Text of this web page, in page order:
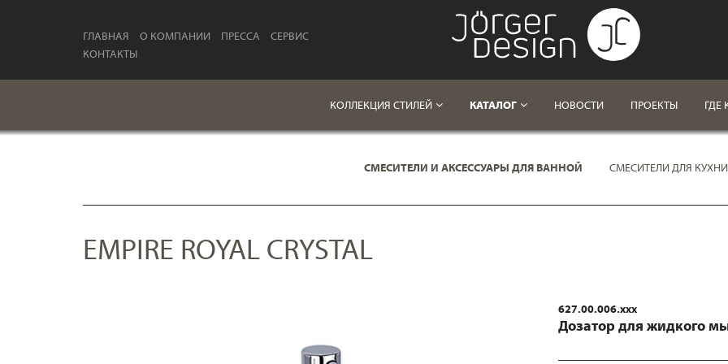
ГЛАВНАЯ О КОМПАНИИ ПРЕССА
СЕРВИС
КОНТАКТЫ
КОЛЛЕКЦИЯ СТИЛЕЙ КАТАЛОГ НОВОСТИ ПРОЕКТЫ ГДЕ
СМЕСИТЕЛИ И АКСЕССУАРЫ ДЛЯ ВАННОЙ СМЕСИТЕЛИ ДЛЯ КУХНИ
EMPIRE ROYAL CRYSTAL
627.00.006.xxx
Дозатор для жидкого